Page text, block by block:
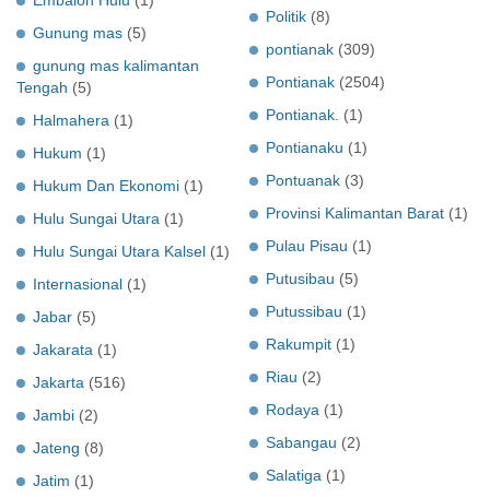
Gunung mas (5)
gunung mas kalimantan
Tengah (5)
Halmahera (1)
Hukum (1)
Hukum Dan Ekonomi (1)
Hulu Sungai Utara (1)
Hulu Sungai Utara Kalsel (1)
Internasional (1)
Jabar (5)
Jakarata (1)
Jakarta (516)
Jambi (2)
Jateng (8)
Jatim (1)
Politik (8)
pontianak (309)
Pontianak (2504)
Pontianak. (1)
Pontianaku (1)
Pontuanak (3)
Provinsi Kalimantan Barat (1)
Pulau Pisau (1)
Putusibau (5)
Putussibau (1)
Rakumpit (1)
Riau (2)
Rodaya (1)
Sabangau (2)
Salatiga (1)